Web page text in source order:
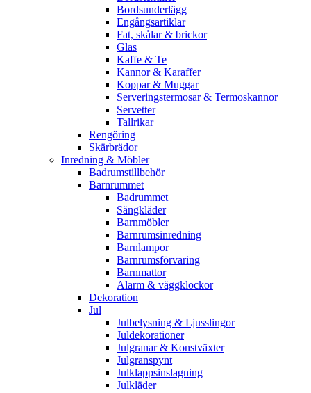
Bordsunderlägg
Engångsartiklar
Fat, skålar & brickor
Glas
Kaffe & Te
Kannor & Karaffer
Koppar & Muggar
Serveringstermosar & Termoskannor
Servetter
Tallrikar
Rengöring
Skärbrädor
Inredning & Möbler
Badrumstillbehör
Barnrummet
Badrummet
Sängkläder
Barnmöbler
Barnrumsinredning
Barnlampor
Barnrumsförvaring
Barnmattor
Alarm & väggklockor
Dekoration
Jul
Julbelysning & Ljusslingor
Juldekorationer
Julgranar & Konstväxter
Julgranspynt
Julklappsinslagning
Julkläder